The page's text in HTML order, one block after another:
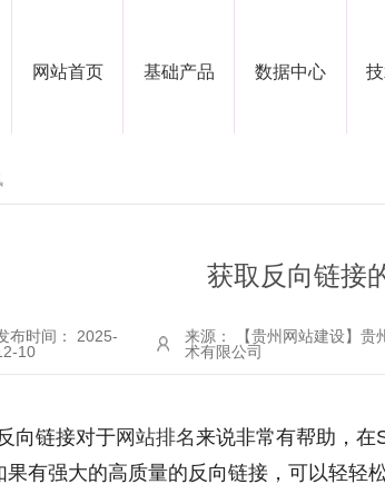
网站首页 基础产品 数据中心
获取反向链接
布时间： 2025-
10
来源： 【贵州网站建设】贵
术有限公司
向链接对于网站排名来说非常有帮助，在
果有强大的高质量的反向链接，可以轻轻